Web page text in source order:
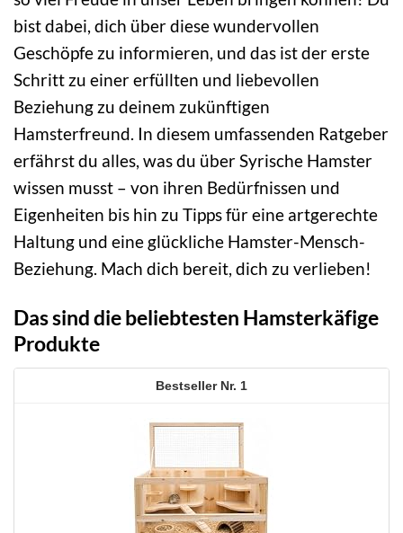
bist dabei, dich über diese wundervollen
Geschöpfe zu informieren, und das ist der erste
Schritt zu einer erfüllten und liebevollen
Beziehung zu deinem zukünftigen
Hamsterfreund. In diesem umfassenden Ratgeber
erfährst du alles, was du über Syrische Hamster
wissen musst – von ihren Bedürfnissen und
Eigenheiten bis hin zu Tipps für eine artgerechte
Haltung und eine glückliche Hamster-Mensch-
Beziehung. Mach dich bereit, dich zu verlieben!
Das sind die beliebtesten Hamsterkäfige
Produkte
1